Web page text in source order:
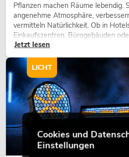
Pflanzen machen Räume lebendig.
angenehme Atmosphäre,
vermitteln Natürlichkeit. Ob in
Einkaufszentren, Bürogebäuden
eine hochwertige Begrünung gehört
modernen Raumkonzept.
Jetzt lesen
LICHT
Cookies und
Einstellungen